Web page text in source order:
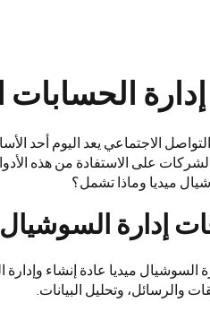
الحسابات
الاجتماعي يعد اليوم أحد
على الاستفادة من هذه
ميديا وماذا تشمل؟
إدارة
السوشيال ميديا عادة إنشاء
والرسائل، وتحليل البيانات.